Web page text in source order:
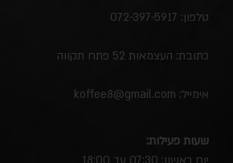
טלפון: 072-397-5917
כתובת: העצמאות 52 פתח תקווה
אימייל: koffee8@gmail.com
שעות פעילות: